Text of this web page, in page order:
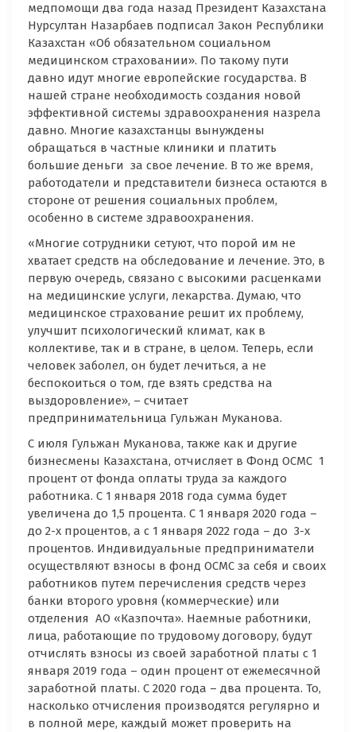
медпомощи два года назад Президент Казахстана
Нурсултан Назарбаев подписал Закон Республики
Казахстан «Об обязательном социальном
медицинском страховании». По такому пути
давно идут многие европейские государства. В
нашей стране необходимость создания новой
эффективной системы здравоохранения назрела
давно. Многие казахстанцы вынуждены
обращаться в частные клиники и платить
большие деньги за свое лечение. В то же время,
работодатели и представители бизнеса остаются в
стороне от решения социальных проблем,
особенно в системе здравоохранения.
«Многие сотрудники сетуют, что порой им не
хватает средств на обследование и лечение. Это, в
первую очередь, связано с высокими расценками
на медицинские услуги, лекарства. Думаю, что
медицинское страхование решит их проблему,
улучшит психологический климат, как в
коллективе, так и в стране, в целом. Теперь, если
человек заболел, он будет лечиться, а не
беспокоиться о том, где взять средства на
выздоровление», – считает
предпринимательница Гульжан Муканова.
С июля Гульжан Муканова, также как и другие
бизнесмены Казахстана, отчисляет в Фонд ОСМС 1
процент от фонда оплаты труда за каждого
работника. С 1 января 2018 года сумма будет
увеличена до 1,5 процента. С 1 января 2020 года –
до 2-х процентов, а с 1 января 2022 года – до 3-х
процентов. Индивидуальные предприниматели
осуществляют взносы в фонд ОСМС за себя и своих
работников путем перечисления средств через
банки второго уровня (коммерческие) или
отделения АО «Казпочта». Наемные работники,
лица, работающие по трудовому договору, будут
отчислять взносы из своей заработной платы с 1
января 2019 года – один процент от ежемесячной
заработной платы. С 2020 года – два процента. То,
насколько отчисления производятся регулярно и
в полной мере, каждый может проверить на